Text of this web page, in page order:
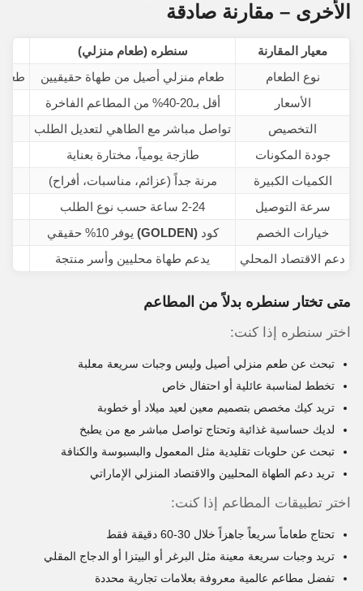
الأخرى – مقارنة صادقة
معيار المقارنة سنطره (طعام منزلي)
نوع الطعام
طعام منزلي أصيل من طهاة حقيقيين
الأسعار
أقل بـ20-40% من المطاعم الفاخرة
التخصيص
تواصل مباشر مع الطاهي لتعديل الطلب
جودة المكونات
طازجة يومياً، مختارة بعناية
الكميات الكبيرة
مرنة جداً (عزائم، مناسبات، أفراح)
سرعة التوصيل
2-24 ساعة حسب نوع الطلب
خيارات الخصم
كود(GOLDEN) يوفر 10% حقيقي
دعم الاقتصاد المحلي
يدعم طهاة محليين وأسر منتجة
متى تختار سنطره بدلاً من المطاعم
اختر سنطره إذا كنت:
تبحث عن طعم منزلي أصيل وليس وجبات سريعة معلبة
تخطط لمناسبة عائلية أو احتفال خاص
تريد كيك مخصص بتصميم معين لعيد ميلاد أو خطوبة
لديك حساسية غذائية وتحتاج تواصل مباشر مع من يطبخ
تبحث عن حلويات تقليدية مثل المعمول والبسبوسة والكنافة
تريد دعم الطهاة المحليين والاقتصاد المنزلي الإماراتي
اختر تطبيقات المطاعم إذا كنت:
تحتاج طعاماً سريعاً جاهزاً خلال 30-60 دقيقة فقط
تريد وجبات سريعة معينة مثل البرغر أو البيتزا أو الدجاج المقلي
تفضل مطاعم عالمية معروفة بعلامات تجارية محددة